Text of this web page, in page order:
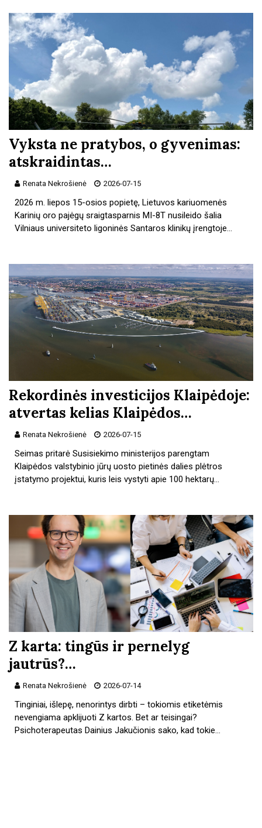
Vyksta ne pratybos, o gyvenimas:
atskraidintas…
Renata Nekrošienė 2026-07-15
2026 m. liepos 15-osios popietę, Lietuvos kariuomenės
Karinių oro pajėgų sraigtasparnis MI-8T nusileido šalia
Vilniaus universiteto ligoninės Santaros klinikų įrengtoje…
Rekordinės investicijos Klaipėdoje:
atvertas kelias Klaipėdos…
Renata Nekrošienė 2026-07-15
Seimas pritarė Susisiekimo ministerijos parengtam
Klaipėdos valstybinio jūrų uosto pietinės dalies plėtros
įstatymo projektui, kuris leis vystyti apie 100 hektarų…
Z karta: tingūs ir pernelyg
jautrūs?…
Renata Nekrošienė 2026-07-14
Tinginiai, išlepę, nenorintys dirbti – tokiomis etiketėmis
nevengiama apklijuoti Z kartos. Bet ar teisingai?
Psichoterapeutas Dainius Jakučionis sako, kad tokie…